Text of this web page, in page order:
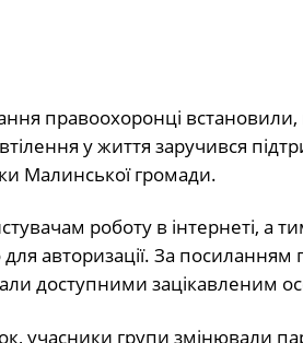
правоохоронці
втілення у життя заручився
Малинської громади.
роботу в інтернеті, а
авторизації. За посиланням
доступними зацікавленим
учасники групи змінювали